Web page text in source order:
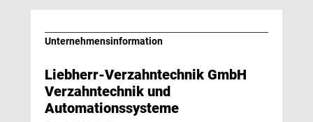
Unternehmens­information
Liebherr-Verzahntechnik GmbH
Verzahntechnik und
Automationssysteme